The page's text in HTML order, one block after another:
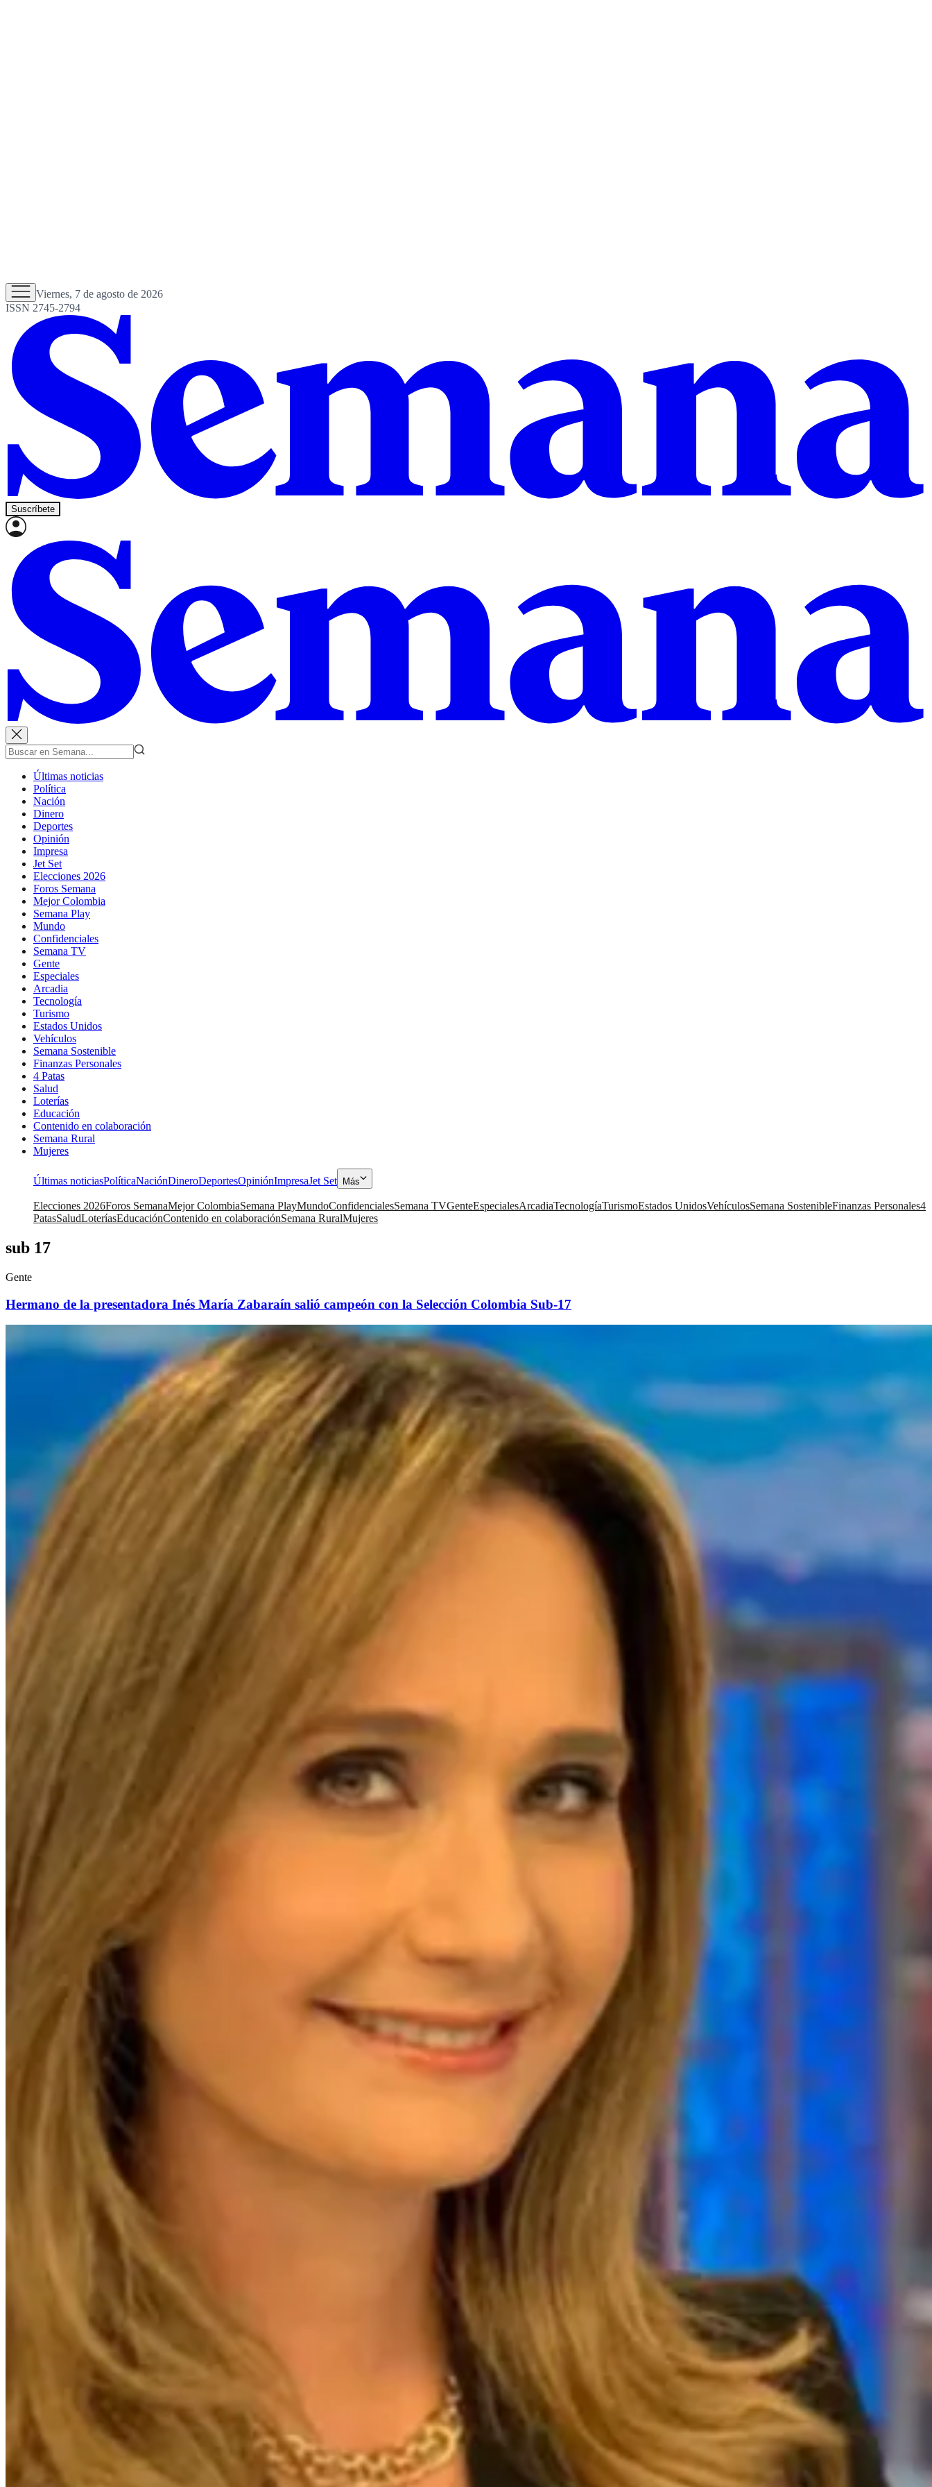
Viernes, 7 de agosto de 2026
ISSN 2745-2794
Suscríbete
Últimas noticias
Política
Nación
Dinero
Deportes
Opinión
Impresa
Jet Set
Elecciones 2026
Foros Semana
Mejor Colombia
Semana Play
Mundo
Confidenciales
Semana TV
Gente
Especiales
Arcadia
Tecnología
Turismo
Estados Unidos
Vehículos
Semana Sostenible
Finanzas Personales
4 Patas
Salud
Loterías
Educación
Contenido en colaboración
Semana Rural
Mujeres
Últimas noticiasPolíticaNaciónDineroDeportesOpiniónImpresaJet Set Más
Elecciones 2026Foros SemanaMejor ColombiaSemana PlayMundoConfidencialesSemana TVGenteEspecialesArcadiaTecnologíaTurismoEstados UnidosVehículosSemana SostenibleFinanzas Personales4
PatasSaludLoteríasEducaciónContenido en colaboraciónSemana RuralMujeres
sub 17
Gente
Hermano de la presentadora Inés María Zabaraín salió campeón con la Selección Colombia Sub-17